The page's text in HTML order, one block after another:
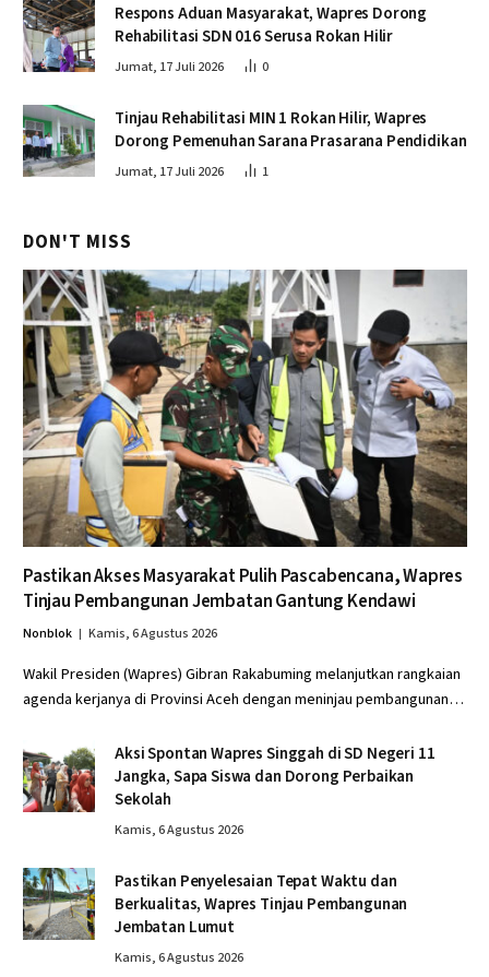
Respons Aduan Masyarakat, Wapres Dorong
Rehabilitasi SDN 016 Serusa Rokan Hilir
Jumat, 17 Juli 2026 0
Tinjau Rehabilitasi MIN 1 Rokan Hilir, Wapres
Dorong Pemenuhan Sarana Prasarana Pendidikan
Jumat, 17 Juli 2026 1
DON'T MISS
Pastikan Akses Masyarakat Pulih Pascabencana, Wapres
Tinjau Pembangunan Jembatan Gantung Kendawi
Nonblok Kamis, 6 Agustus 2026
Wakil Presiden (Wapres) Gibran Rakabuming melanjutkan rangkaian
agenda kerjanya di Provinsi Aceh dengan meninjau pembangunan…
Aksi Spontan Wapres Singgah di SD Negeri 11
Jangka, Sapa Siswa dan Dorong Perbaikan
Sekolah
Kamis, 6 Agustus 2026
Pastikan Penyelesaian Tepat Waktu dan
Berkualitas, Wapres Tinjau Pembangunan
Jembatan Lumut
Kamis, 6 Agustus 2026